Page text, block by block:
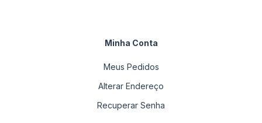
Minha Conta
Meus Pedidos
Alterar Endereço
Recuperar Senha